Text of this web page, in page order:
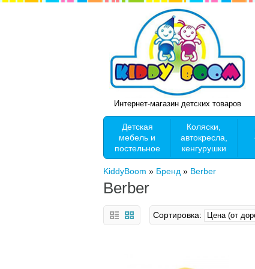
Интернет-магазин детских товаров
Детская
мебель и
постельное
Коляски,
автокресла,
кенгурушки
KiddyBoom » Бренд » Berber
Berber
Сортировка: